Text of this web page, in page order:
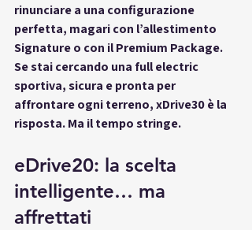
rinunciare a una configurazione
perfetta, magari con l’allestimento
Signature o con il Premium Package.
Se stai cercando una full electric
sportiva, sicura e pronta per
affrontare ogni terreno, xDrive30 è la
risposta. Ma il tempo stringe.
eDrive20: la scelta
intelligente… ma
affrettati